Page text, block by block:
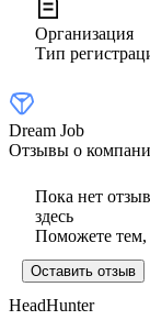
Организация
Тип
Dream Job
Отзывы о
Пока нет
здесь
Поможете тем,
Оставить отзыв
HeadHunter